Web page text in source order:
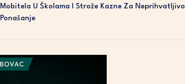
Mobitela U Školama I Strože Kazne Za Neprihvatljivo
Ponašanje